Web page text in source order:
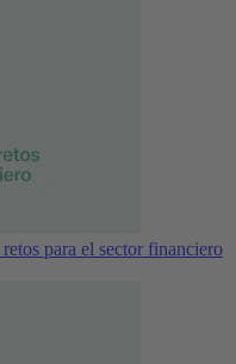
para el sector financiero